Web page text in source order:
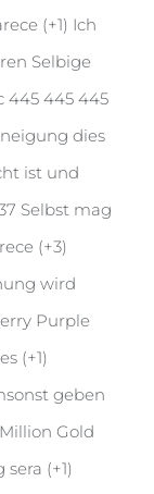
(+1) Ich
Selbige
445 445 445
dies
ist und
Selbst mag
(+3)
wird
Purple
(+1)
geben
Gold
(+1)